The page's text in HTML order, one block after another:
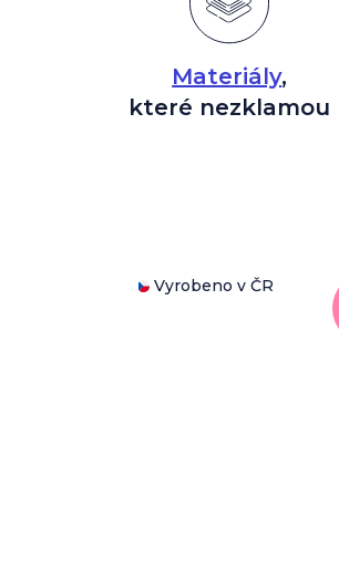
Materiály,
které nezklamou
Vyrobeno v ČR